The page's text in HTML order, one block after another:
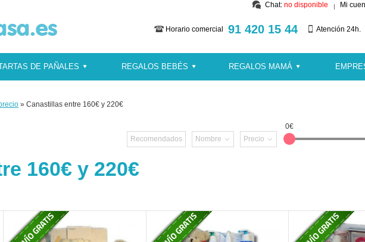
Chat: no disponible Mi
Horario comercial 91 420 15 44 Atención 24h.
DE PAÑALES REGALOS BEBÉS REGALOS MAMÁ
» Canastillas entre 160€ y 220€
0€
Precio
Nombre
Recomendados
160€ y 220€